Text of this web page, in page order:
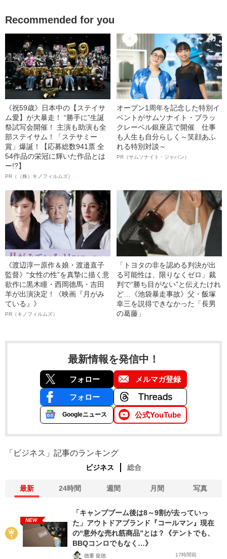
Recommended for you
《祝59歳》日本中の【ステイサ
ム愛】が大暴走！ “勝手に”生誕
祭試写会開催！ 主演も助演も全
部ステイサム！「ステサミー
賞」爆誕！【応募総数941票 全
54作品の栄冠に輝いた作品とは
ー!?】
PR（（株）キノフィルムズ）
オープン1周年を記念した特別イ
ベントがサムソナイト・ブラッ
クレーベル銀座店で開催 仕事
も人生も自分らしく～笑顔あふ
れる特別対談～
PR（サムソナイト・ジャパン）
《渡辺淳一原作＆娘・渡邉直子
監督》“女性の性”を真摯に描く意
欲作に黒木瞳・西岡德馬・吉田
羊が出演決定！《映画『月がみ
ている』》
PR（キノフィルムズ）
「トヨタの非を認める判決が出
る可能性は、限りなくゼロ」裁
判で“勝ち目がない”と伝えたけれ
ど…《池袋暴走事故》父・飯塚
幸三を説得できなかった「長男
の葛藤」
最新情報を発信中！
フォロー メルマガ登録
フォロー
Googleニュース 公式YouTube
「ビジネス」記事のランキング
ビジネス 総合
最新 24時間 週間 月間 写真
NEW
「キャンプブーム後は8～9割が去っていっ
た」アウトドアブランド『コールマン』現在
の“意外な売れ筋商品”とは？《テントでも、
BBQコンロでもなく…》
徳重 龍徳 17時間前